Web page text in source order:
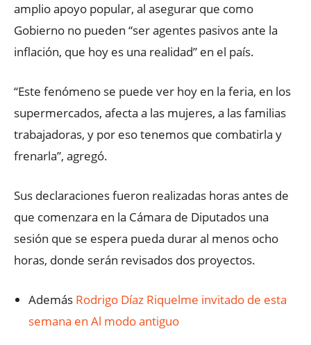
amplio apoyo popular, al asegurar que como
Gobierno no pueden “ser agentes pasivos ante la
inflación, que hoy es una realidad” en el país.
“Este fenómeno se puede ver hoy en la feria, en los
supermercados, afecta a las mujeres, a las familias
trabajadoras, y por eso tenemos que combatirla y
frenarla”, agregó.
Sus declaraciones fueron realizadas horas antes de
que comenzara en la Cámara de Diputados una
sesión que se espera pueda durar al menos ocho
horas, donde serán revisados dos proyectos.
Además Rodrigo Díaz Riquelme invitado de esta
semana en Al modo antiguo